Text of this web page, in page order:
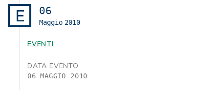
Pontecchio Marconi
ALLEGATI
Programma
E 06
Maggio 2010
EVENTI
DATA EVENTO
06 MAGGIO 2010